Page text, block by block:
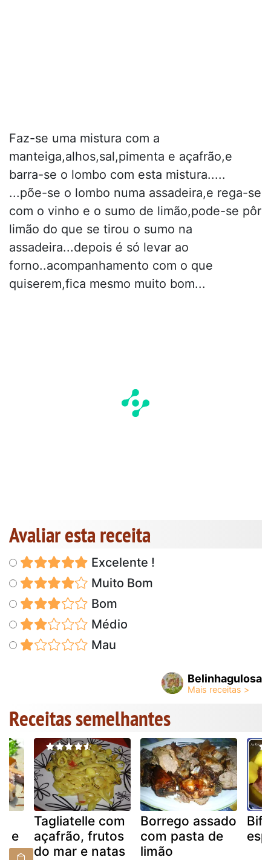
Faz-se uma mistura com a
manteiga,alhos,sal,pimenta e açafrão,e
barra-se o lombo com esta mistura.....
...põe-se o lombo numa assadeira,e rega-se
com o vinho e o sumo de limão,pode-se pôr
limão do que se tirou o sumo na
assadeira...depois é só levar ao
forno..acompanhamento com o que
quiserem,fica mesmo muito bom...
Avaliar esta receita
Excelente !
Muito Bom
Bom
Médio
Mau
Belinhagulosa
Receitas semelhantes
e
Tagliatelle com
açafrão, frutos
do mar e natas
Borrego assado
com pasta de
limão